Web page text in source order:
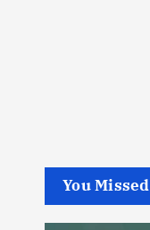
You Missed